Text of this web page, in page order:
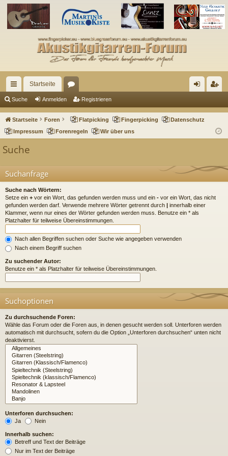
ch
ne
llz
Startseite
en m ist
rie
Suche Anmelden Registrieren
Startseite Foren Flatpicking Fingerpicking
Datenschutz
Impressum
Forenregeln Wir über uns
Suche
Suchanfrage
Suche nach Wörtern:
Setze ein + vor ein Wort, das gefunden werden muss und ein - vor ein Wort, das nicht
gefunden werden darf. Verwende mehrere Wörter getrennt durch | innerhalb einer
Klammer, wenn nur eines der Wörter gefunden werden muss. Benutze ein * als
Platzhalter für teilweise Übereinstimmungen.
Nach allen Begriffen suchen oder Suche wie angegeben verwenden
Nach einem Begriff suchen
Zu suchender Autor:
Benutze ein * als Platzhalter für teilweise Übereinstimmungen.
Suchoptionen
Zu durchsuchende Foren:
Wähle das Forum oder die Foren aus, in denen gesucht werden soll. Unterforen werden
automatisch mit durchsucht, sofern du die Option „Unterforen durchsuchen“ unten nicht
deaktivierst.
Unterforen durchsuchen:
Ja
Nein
Innerhalb suchen:
Betreff und Text der Beiträge
Nur im Text der Beiträge